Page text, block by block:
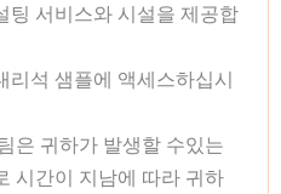
팅 서비스와 시설을 제공합
리석 샘플에 액세스하십시
은 귀하가 발생할 수있는
시간이 지남에 따라 귀하